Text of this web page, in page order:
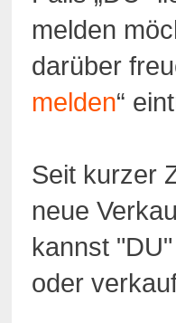
melden
darüber
melden“
Seit kurzer
neue
kannst
oder